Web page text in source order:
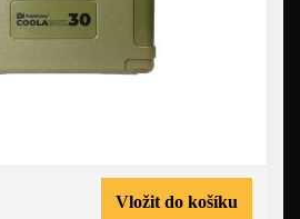
Vložit do košíku